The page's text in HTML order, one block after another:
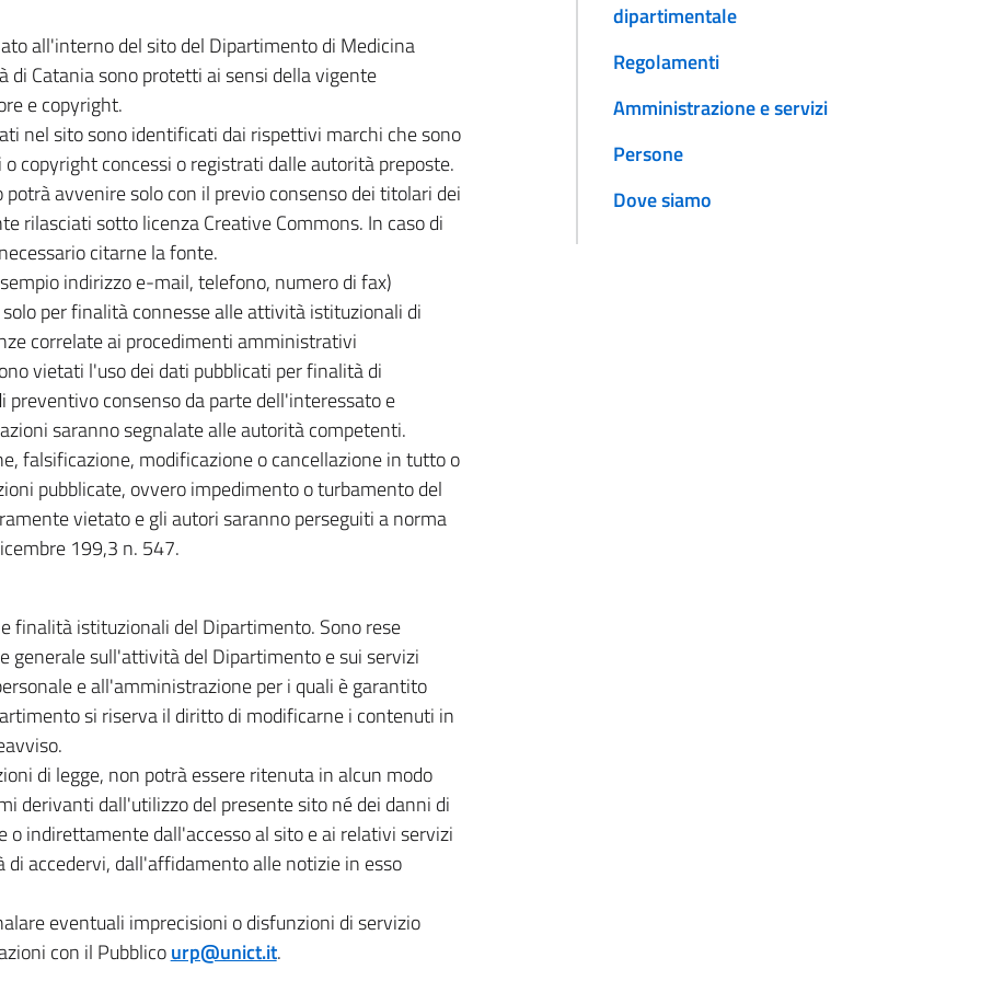
all'interno del sito del Dipartimento di Medicina
Catania sono protetti ai sensi della vigente
e copyright.
nel sito sono identificati dai rispettivi marchi che sono
copyright concessi o registrati dalle autorità preposte.
avvenire solo con il previo consenso dei titolari dei
rilasciati sotto licenza Creative Commons. In caso di
citarne la fonte.
indirizzo e-mail, telefono, numero di fax)
per finalità connesse alle attività istituzionali di
correlate ai procedimenti amministrativi
vietati l'uso dei dati pubblicati per finalità di
consenso da parte dell'interessato e
saranno segnalate alle autorità competenti.
falsificazione, modificazione o cancellazione in tutto o
pubblicate, ovvero impedimento o turbamento del
vietato e gli autori saranno perseguiti a norma
199,3 n. 547.
finalità istituzionali del Dipartimento. Sono rese
generale sull'attività del Dipartimento e sui servizi
e all'amministrazione per i quali è garantito
si riserva il diritto di modificarne i contenuti in
di legge, non potrà essere ritenuta in alcun modo
derivanti dall'utilizzo del presente sito né dei danni di
indirettamente dall'accesso al sito e ai relativi servizi
accedervi, dall'affidamento alle notizie in esso
eventuali imprecisioni o disfunzioni di servizio
con il Pubblicourp@unict.it.
dipartimentale
Regolamenti
Amministrazione e servizi
Persone
Dove siamo